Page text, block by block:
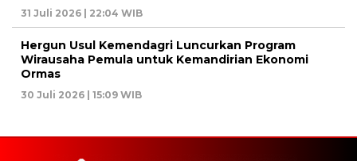
31 Juli 2026 | 22:04 WIB
Hergun Usul Kemendagri Luncurkan Program
Wirausaha Pemula untuk Kemandirian Ekonomi
Ormas
30 Juli 2026 | 15:09 WIB